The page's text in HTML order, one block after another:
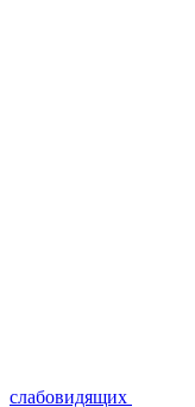
слабовидящих